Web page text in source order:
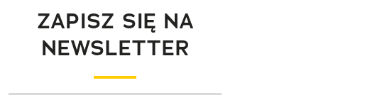
ZAPISZ SIĘ NA
NEWSLETTER